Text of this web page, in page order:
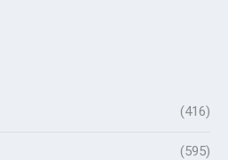
(416)
(595)